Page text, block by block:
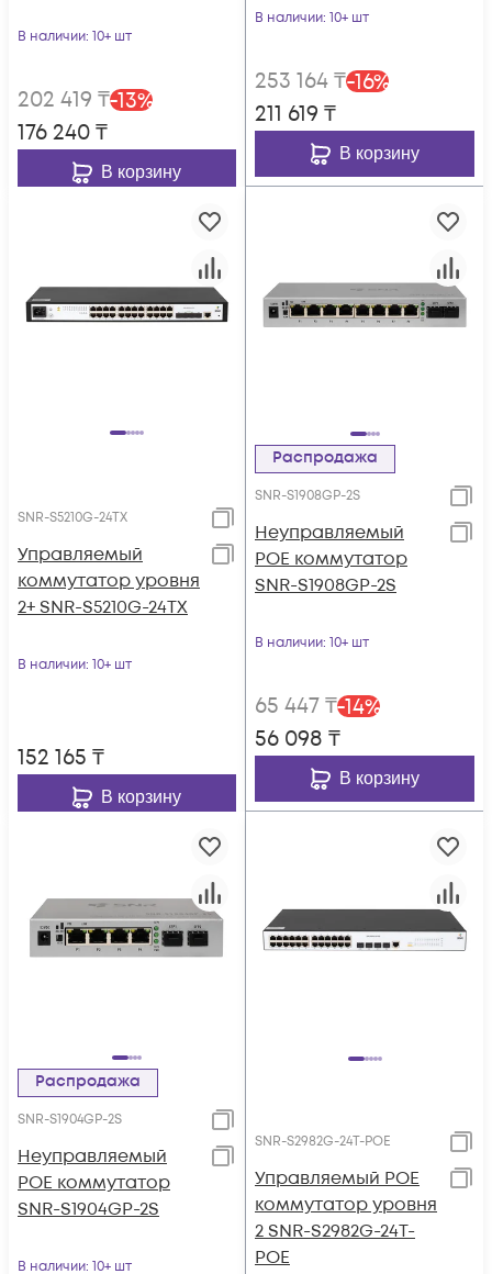
В наличии: 10+ шт
202 419 ₸-13%
176 240₸
В корзину
S215Gi-8T-POE
В наличии: 10+ шт
253 164₸-16%
211 619 ₸
В корзину
SNR-S5210G-24TX
Управляемый
коммутатор уровня
2+ SNR-S5210G-24TX
В наличии: 10+ шт
152 165 ₸
В корзину
Распродажа
SNR-S1908GP-2S
Неуправляемый
POE коммутатор
SNR-S1908GP-2S
В наличии: 10+ шт
65 447₸-14%
56 098 ₸
В корзину
Распродажа
SNR-S1904GP-2S
Неуправляемый
POE коммутатор
SNR-S1904GP-2S
В наличии: 10+ шт
SNR-S2982G-24T-POE
Управляемый POE
коммутатор уровня
2 SNR-S2982G-24T-
POE